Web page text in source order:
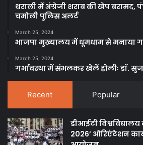
थराली में अंग्रेजी शराब की खेप बरामद,
चमोली पुलिस अलर्ट
March 25, 2024
भाजपा मुख्यालय में धूमधाम से मनाया
March 25, 2024
गर्भावस्था में संभलकर खेलें होलीः डाॅ.
Recent Popular
डीआईटी विश्वविद्यालय
2026’ ओरिएंटेशन